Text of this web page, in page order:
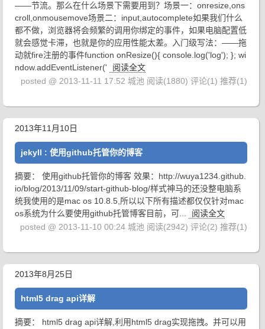
——节流。那么在什么场景下需要用到？场景一：onresize,ons
croll,onmousemove场景二：input,autocomplete如果我们什么
都不做，浏览器将会频繁的调用你绑定的事件，如果电脑配置低
就会感觉卡滞，也就是你的应用性能太差。入门级写法：——拖
动就fire注册的事件function onResize(){ console.log('log'); }; wi
ndow.addEventListener('
阅读全文
posted @ 2013-11-11 17:52 城池 阅读(1880) 评论(1) 推荐(1)
2013年11月10日
jekyll : 使用github托管你的博客
摘要： 使用github托管你的博客 效果：http://wuya1234.github.
io/blog/2013/11/09/start-github-blog/样式神马的还没整电脑系
统我使用的是mac os 10.8.5,所以以下所有描述都仅仅针对mac
os系统为什么要使用github托管博客目前，可...
阅读全文
posted @ 2013-11-10 00:24 城池 阅读(2942) 评论(2) 推荐(1)
2013年8月25日
html5 drag api详解
摘要： html5 drag api详解,利用html5 drag实现拖拽。并可以用